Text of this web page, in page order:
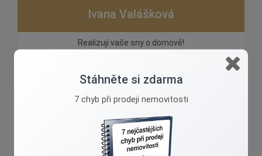
Ivana Valášková
Realizuji vaše sny o domově!
Stáhněte si zdarma
7 chyb při prodeji nemovitosti